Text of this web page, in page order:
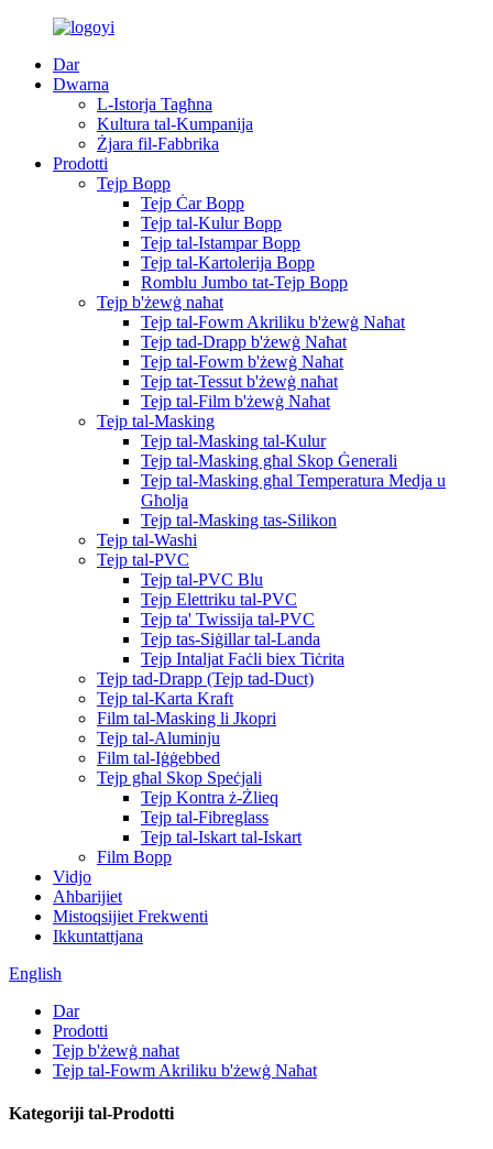
Dar
Dwarna
L-Istorja Tagħna
Kultura tal-Kumpanija
Żjara fil-Fabbrika
Prodotti
Tejp Bopp
Tejp Ċar Bopp
Tejp tal-Kulur Bopp
Tejp tal-Istampar Bopp
Tejp tal-Kartolerija Bopp
Romblu Jumbo tat-Tejp Bopp
Tejp b'żewġ naħat
Tejp tal-Fowm Akriliku b'żewġ Naħat
Tejp tad-Drapp b'żewġ Naħat
Tejp tal-Fowm b'żewġ Naħat
Tejp tat-Tessut b'żewġ naħat
Tejp tal-Film b'żewġ Naħat
Tejp tal-Masking
Tejp tal-Masking tal-Kulur
Tejp tal-Masking għal Skop Ġenerali
Tejp tal-Masking għal Temperatura Medja u
Għolja
Tejp tal-Masking tas-Silikon
Tejp tal-Washi
Tejp tal-PVC
Tejp tal-PVC Blu
Tejp Elettriku tal-PVC
Tejp ta' Twissija tal-PVC
Tejp tas-Siġillar tal-Landa
Tejp Intaljat Faċli biex Tiċrita
Tejp tad-Drapp (Tejp tad-Duct)
Tejp tal-Karta Kraft
Film tal-Masking li Jkopri
Tejp tal-Aluminju
Film tal-Iġġebbed
Tejp għal Skop Speċjali
Tejp Kontra ż-Żlieq
Tejp tal-Fibreglass
Tejp tal-Iskart tal-Iskart
Film Bopp
Vidjo
Aħbarijiet
Mistoqsijiet Frekwenti
Ikkuntattjana
English
Dar
Prodotti
Tejp b'żewġ naħat
Tejp tal-Fowm Akriliku b'żewġ Naħat
Kategoriji tal-Prodotti